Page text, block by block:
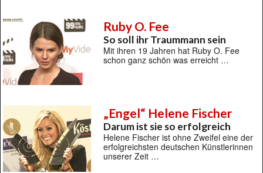
Ruby O. Fee
So soll ihr Traummann sein
Mit ihren 19 Jahren hat Ruby O. Fee
schon ganz schön was erreicht …
„Engel“ Helene Fischer
Darum ist sie so erfolgreich
Helene Fischer ist ohne Zweifel eine der
erfolgreichsten deutschen Künstlerinnen
unserer Zeit …